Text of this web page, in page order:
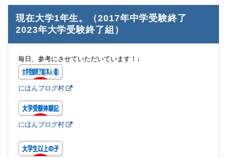
現在大学1年生。（2017年中学受験終了
2023年大学受験終了組）
毎日、参考にさせていただいています！↓
にほんブログ村
にほんブログ村